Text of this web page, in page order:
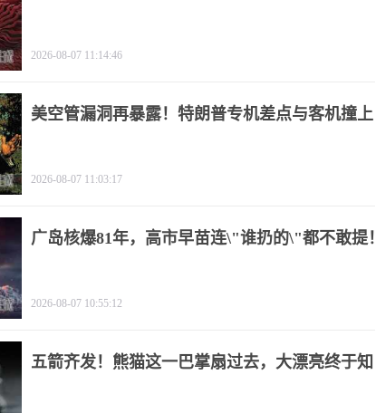
2026-08-07 11:14:46
美空管漏洞再暴露！特朗普专机差点与客机撞上
2026-08-07 11:03:17
广岛核爆81年，高市早苗连\"谁扔的\"都不敢提！
2026-08-07 10:55:12
五箭齐发！熊猫这一巴掌扇过去，大漂亮终于知